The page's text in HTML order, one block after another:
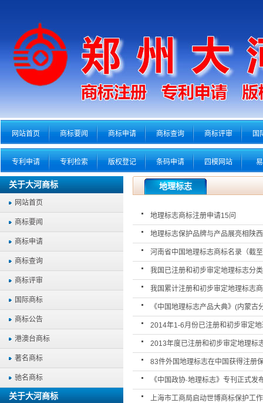
网站首页 商标要闻 商标申请 商标查询 商标评审 国
专利申请 专利检索 版权登记 条码申请 四模网站
关于大河商标
网站首页
商标要闻
商标申请
商标查询
商标评审
国际商标
商标公告
港澳台商标
著名商标
驰名商标
关于大河商标
地理标志
地理标志商标注册申请15问
地理标志保护品牌与产品展亮相陕
河南省中国地理标志商标名录（截
我国已注册和初步审定地理标志分
我国累计注册和初步审定地理标志
《中国地理标志产品大典》(内蒙古
2014年1-6月份已注册和初步审定
2013年度已注册和初步审定地理标
83件外国地理标志在中国获得注册
《中国政协·地理标志》专刊正式发
上海市工商局启动世博商标保护工作